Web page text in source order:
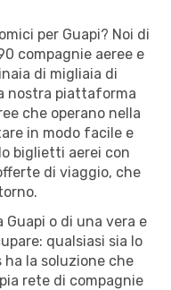
per Guapi? Noi di
compagnie aeree e
di migliaia di
nostra piattaforma
che operano nella
in modo facile e
biglietti aerei con
di viaggio, che
o di una vera e
qualsiasi sia lo
ha la soluzione che
rete di compagnie